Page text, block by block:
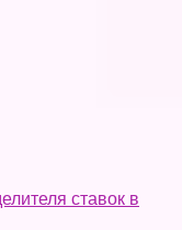
ставок в